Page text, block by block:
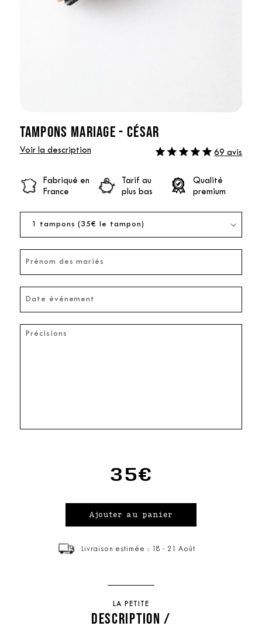
TAMPONS MARIAGE - CÉSAR
Voir la description 69 avis
Fabriqué en
France
Tarif au
plus bas
Qualité
premium
35€
Livraison estimée : 18 - 21 Août
LA PETITE
DESCRIPTION /